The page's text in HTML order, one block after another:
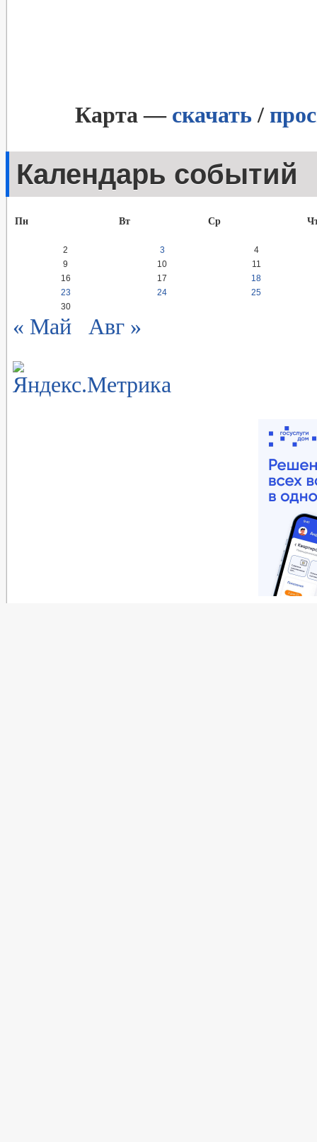
Карта — скачать /
Календарь событий
Пн Вт Ср
2 3
4
9
10
11
16
17
18
23
24
25
30
« Май Авг »